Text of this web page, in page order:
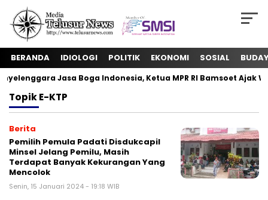
BERANDA IDIOLOGI POLITIK EKONOMI SOSIAL
Jasa Boga Indonesia, Ketua MPR RI Bamsoet Ajak
TopikE-KTP
Berita
Pemilih Pemula Padati Disdukcapil
Minsel Jelang Pemilu, Masih
Terdapat Banyak Kekurangan Yang
Mencolok
Senin, 15 Januari 2024 - 19:18 WIB